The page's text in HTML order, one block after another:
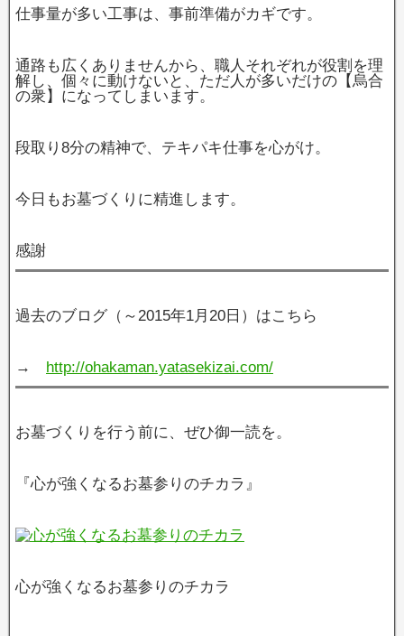
仕事量が多い工事は、事前準備がカギです。
通路も広くありませんから、職人それぞれが役割を理
解し、個々に動けないと、ただ人が多いだけの【烏合
の衆】になってしまいます。
段取り8分の精神で、テキパキ仕事を心がけ。
今日もお墓づくりに精進します。
感謝
過去のブログ（～2015年1月20日）はこちら
→ http://ohakaman.yatasekizai.com/
お墓づくりを行う前に、ぜひ御一読を。
『心が強くなるお墓参りのチカラ』
心が強くなるお墓参りのチカラ